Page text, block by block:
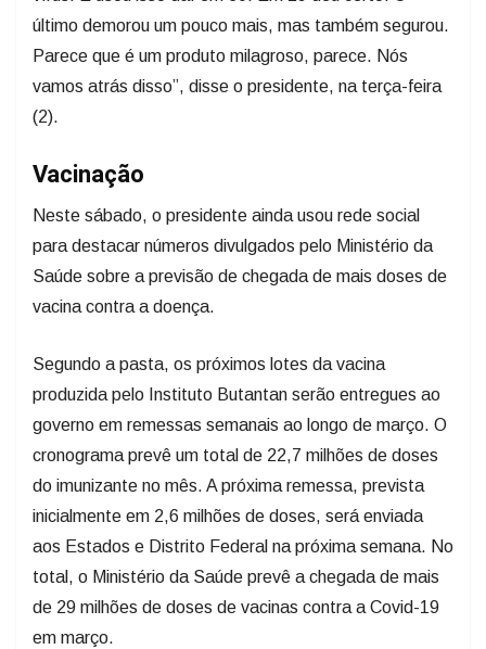
último demorou um pouco mais, mas também segurou.
Parece que é um produto milagroso, parece. Nós
vamos atrás disso”, disse o presidente, na terça-feira
(2).
Vacinação
Neste sábado, o presidente ainda usou rede social
para destacar números divulgados pelo Ministério da
Saúde sobre a previsão de chegada de mais doses de
vacina contra a doença.
Segundo a pasta, os próximos lotes da vacina
produzida pelo Instituto Butantan serão entregues ao
governo em remessas semanais ao longo de março. O
cronograma prevê um total de 22,7 milhões de doses
do imunizante no mês. A próxima remessa, prevista
inicialmente em 2,6 milhões de doses, será enviada
aos Estados e Distrito Federal na próxima semana. No
total, o Ministério da Saúde prevê a chegada de mais
de 29 milhões de doses de vacinas contra a Covid-19
em março.